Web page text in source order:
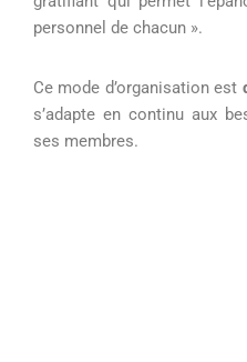
personnel de chacun ».
Ce mode d’organisation est
s’adapte en continu aux
ses membres.